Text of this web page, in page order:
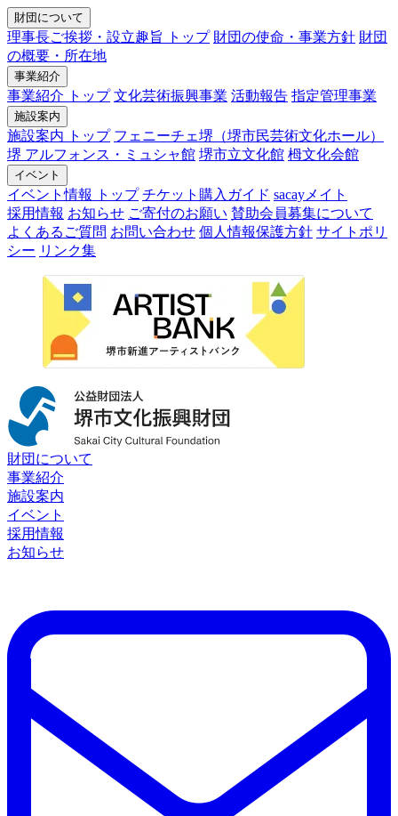
財団について
理事長ご挨拶・設立趣旨 トップ 財団の使命・事業方針 財団
の概要・所在地
事業紹介
事業紹介 トップ 文化芸術振興事業 活動報告 指定管理事業
施設案内
施設案内 トップ フェニーチェ堺（堺市民芸術文化ホール）
堺 アルフォンス・ミュシャ館 堺市立文化館 栂文化会館
イベント
イベント情報 トップ チケット購入ガイド sacayメイト
採用情報 お知らせ ご寄付のお願い 賛助会員募集について
よくあるご質問 お問い合わせ 個人情報保護方針 サイトポリ
シー リンク集
財団について
事業紹介
施設案内
イベント
採用情報
お知らせ